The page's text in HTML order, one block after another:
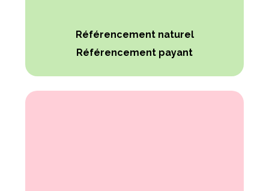
Référencement naturel
Référencement payant